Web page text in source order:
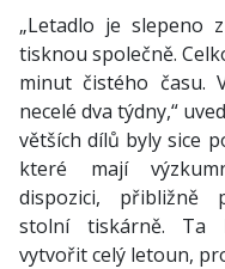
„Letadlo je slepeno
tisknou společně.
minut čistého času.
necelé dva týdny,“
větších dílů byly sice
které mají
dispozici,
stolní tiskárně. Ta
vytvořit celý letoun,